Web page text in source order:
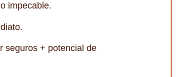
impecable.
seguros + potencial de